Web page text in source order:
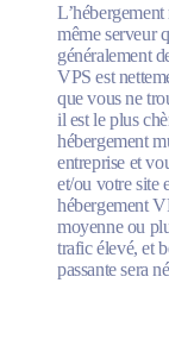
même serveur
généralement
VPS est
que vous ne
il est le plus
hébergement
entreprise et
et/ou votre site
hébergement
moyenne ou
trafic élevé, et
passante sera